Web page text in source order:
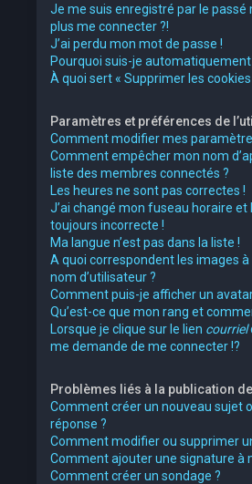
Je me suis enregistré par le passé
plus me connecter ?!
J’ai perdu mon mot de passe !
Pourquoi suis-je
À quoi sert « Supprimer les cookies
Paramètres et préférences de
Comment modifier mes
Comment empêcher mon nom
liste des membres connectés ?
Les heures ne sont pas correctes !
J’ai changé mon fuseau horaire et
toujours incorrecte !
Ma langue n’est pas dans la liste !
A quoi correspondent les images
nom d’utilisateur ?
Comment puis-je afficher un
Qu’est-ce que mon rang et
Lorsque je clique sur le lien courriel
me demande de me connecter !?
Problèmes liés à la publication
Comment créer un nouveau sujet
réponse ?
Comment modifier ou supprimer
Comment ajouter une signature à
Comment créer un sondage ?